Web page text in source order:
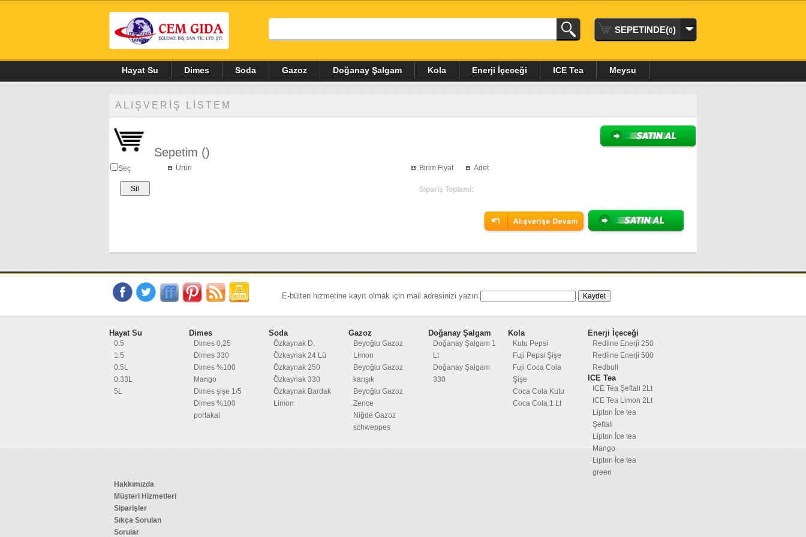
SEPETINDE(0)
Hayat Su Dimes Soda Gazoz Doğanay Şalgam Kola Enerji İçeceği ICE Tea Meysu
ALIŞVERİŞ LİSTEM
Sepetim ()
Seç Ürün Birim Fiyat Adet
Sipariş Toplami:
E-bülten hizmetine kayıt olmak için mail adresinizi yazın
Hayat Su
0.5
1.5
0.5L
0.33L
5L
Dimes
Dimes 0,25
Dimes 330
Dimes %100
Mango
Dimes şişe 1/5
Dimes %100
portakal
Soda
Özkaynak D.
Özkaynak 24 Lü
Özkaynak 250
Özkaynak 330
Özkaynak Bardak
Limon
Gazoz
Beyoğlu Gazoz
Limon
Beyoğlu Gazoz
karışık
Beyoğlu Gazoz
Zence
Niğde Gazoz
schweppes
Doğanay Şalgam
Doğanay Şalgam 1
Lt
Doğanay Şalgam
330
Kola
Kutu Pepsi
Fuji Pepsi Şişe
Fuji Coca Cola
Şişe
Coca Cola Kutu
Coca Cola 1 Lt
Enerji İçeceği
Redline Enerji 250
Redline Enerji 500
Redbull
ICE Tea
ICE Tea Şeftali 2Lt
ICE Tea Limon 2Lt
Lipton İce tea
Şeftali
Lipton İce tea
Mango
Lipton İce tea
green
Hakkımızda
Müşteri Hizmetleri
Siparişler
Sıkça Sorulan
Sorular